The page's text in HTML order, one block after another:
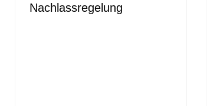
Nachlassregelung